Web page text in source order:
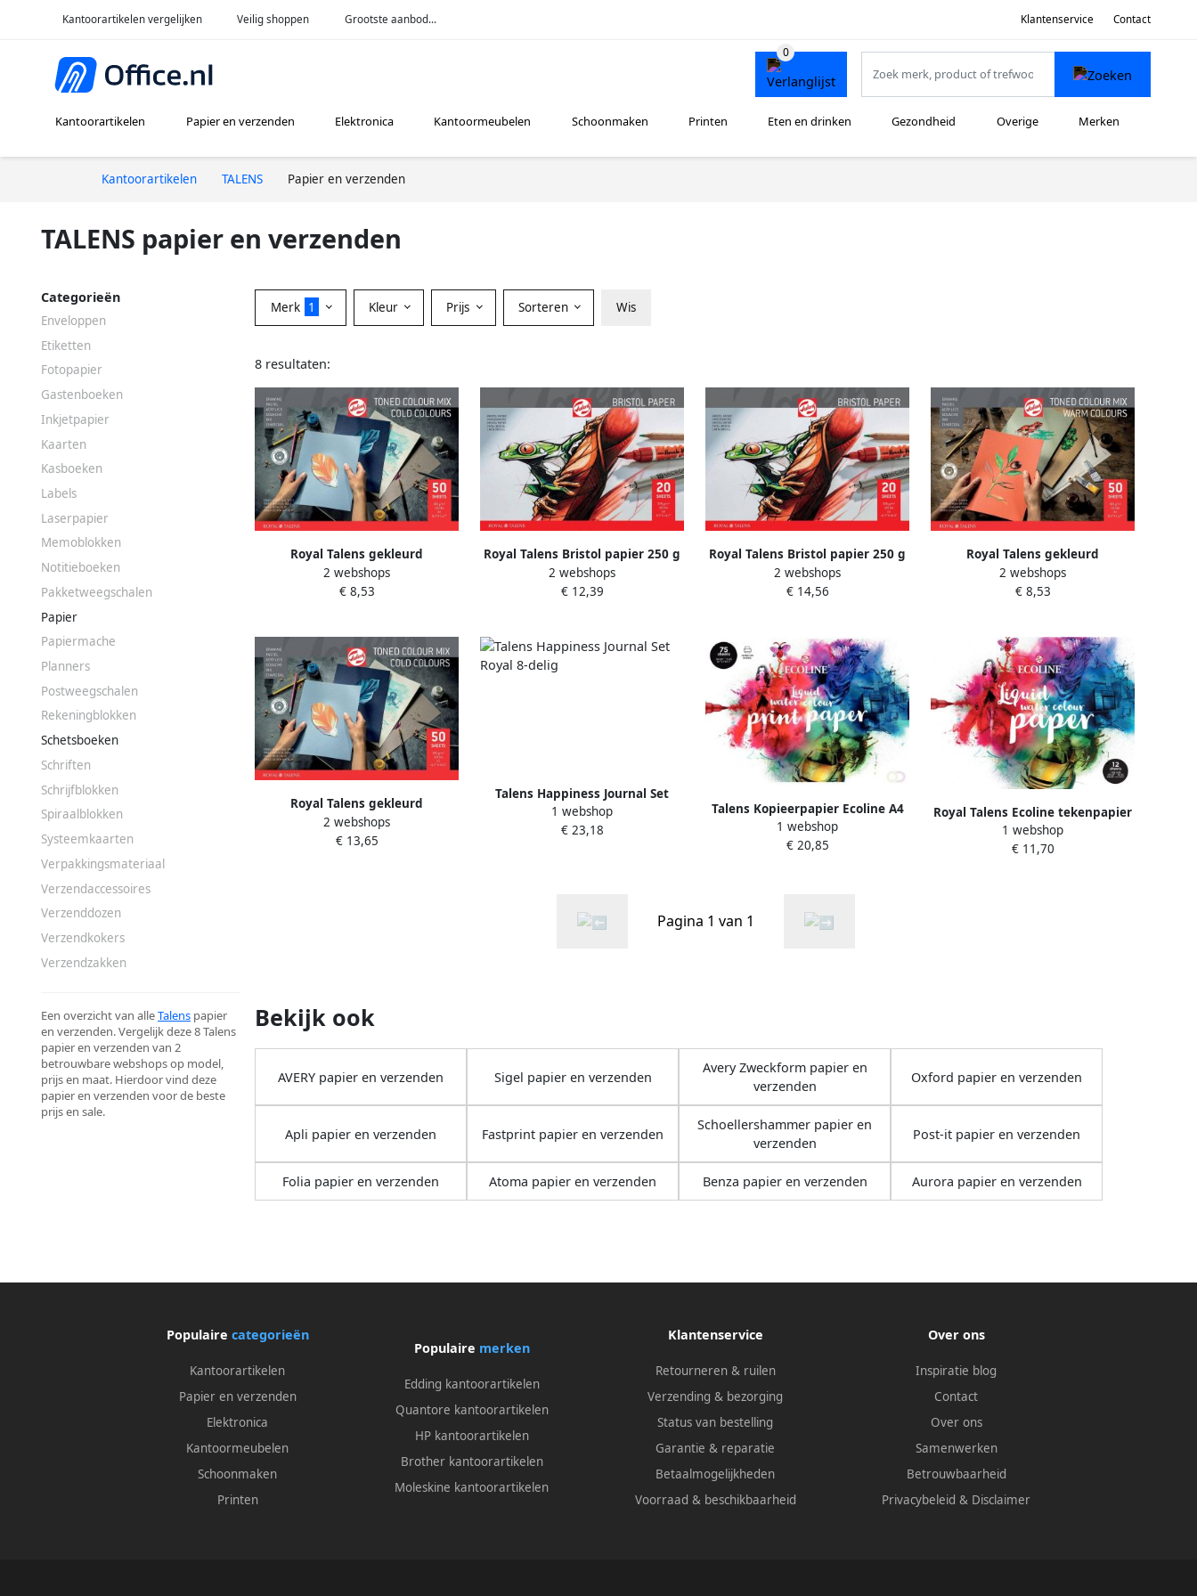
Kantoorartikelen vergelijken Veilig shoppen Grootste aanbod... Klantenservice Contact
Kantoorartikelen Papier en verzenden Elektronica Kantoormeubelen Schoonmaken Printen Eten en drinken Gezondheid Overige Merken
Kantoorartikelen TALENS Papier en verzenden
TALENS papier en verzenden
Categorieën
Enveloppen
Etiketten
Fotopapier
Gastenboeken
Inkjetpapier
Kaarten
Kasboeken
Labels
Laserpapier
Memoblokken
Notitieboeken
Pakketweegschalen
Papier
Papiermache
Planners
Postweegschalen
Rekeningblokken
Schetsboeken
Schriften
Schrijfblokken
Spiraalblokken
Systeemkaarten
Verpakkingsmateriaal
Verzendaccessoires
Verzenddozen
Verzendkokers
Verzendzakken
Een overzicht van alleTalens papier
en verzenden. Vergelijk deze 8 Talens
papier en verzenden van 2
betrouwbare webshops op model,
prijs en maat. Hierdoor vind deze
papier en verzenden voor de beste
prijs en sale.
Merk 1 Kleur Prijs Sorteren Wis
8 resultaten:
Royal Talens gekleurd
tekenpapier 180 g ft 21 x 29 7 cm
A4 geassorteerde koude kleuren
2 webshops
€ 8,53
Royal Talens Bristol papier 250 g
ft 21 x 29 7 cm A4 blok van 20 vel
2 webshops
€ 12,39
Royal Talens Bristol papier 250 g
ft 29 7 x 42 cm A3 blok van 20 vel
2 webshops
€ 14,56
Royal Talens gekleurd
tekenpapier 180 g ft 21 x 29 7 cm
A4 geassorteerde warme kleuren
2 webshops
€ 8,53
Royal Talens gekleurd
tekenpapier 180 g ft 29 7 x 42 cm
A3 geassorteerde koude kleuren
2 webshops
€ 13,65
Talens Happiness Journal Set
Royal 8-delig
1 webshop
€ 23,18
Talens Kopieerpapier Ecoline A4
wit
1 webshop
€ 20,85
Royal Talens Ecoline tekenpapier
24x32 cm 290 gr blok met 12
vellen
1 webshop
€ 11,70
Pagina 1 van 1
Bekijk ook
AVERY papier en verzenden Sigel papier en verzenden
Avery Zweckform papier en
verzenden
Oxford papier en verzenden
Apli papier en verzenden Fastprint papier en verzenden
Schoellershammer papier en
verzenden
Post-it papier en verzenden
Folia papier en verzenden Atoma papier en verzenden Benza papier en verzenden Aurora papier en verzenden
Populaire categorieën
Kantoorartikelen
Papier en verzenden
Elektronica
Kantoormeubelen
Schoonmaken
Printen
Populaire merken
Edding kantoorartikelen
Quantore kantoorartikelen
HP kantoorartikelen
Brother kantoorartikelen
Moleskine kantoorartikelen
Klantenservice
Retourneren & ruilen
Verzending & bezorging
Status van bestelling
Garantie & reparatie
Betaalmogelijkheden
Voorraad & beschikbaarheid
Over ons
Inspiratie blog
Contact
Over ons
Samenwerken
Betrouwbaarheid
Privacybeleid & Disclaimer